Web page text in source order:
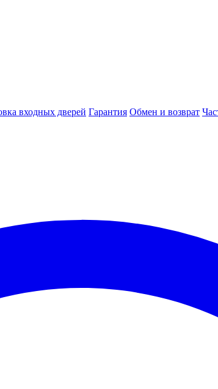
входных дверей Гарантия Обмен и возврат